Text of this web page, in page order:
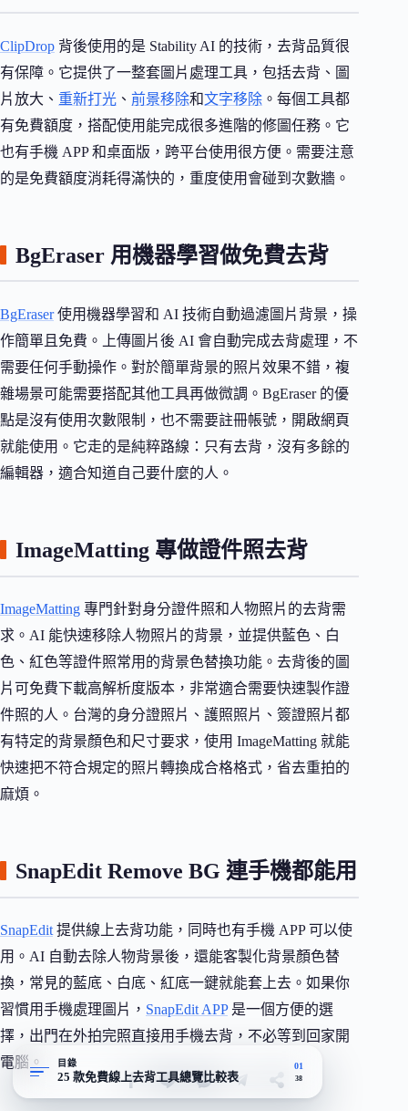
ClipDrop 背後使用的是 Stability AI 的技術，去背品質很
有保障。它提供了一整套圖片處理工具，包括去背、圖
片放大、 重新打光 、 前景移除和文字移除 。每個工具都
有免費額度，搭配使用能完成很多進階的修圖任務。它
也有手機 APP 和桌面版，跨平台使用很方便。需要注意
的是免費額度消耗得滿快的，重度使用會碰到次數牆。
BgEraser 用機器學習做免費去背
BgEraser使用機器學習和 AI 技術自動過濾圖片背景，操
作簡單且免費。上傳圖片後 AI 會自動完成去背處理，不
需要任何手動操作。對於簡單背景的照片效果不錯，複
雜場景可能需要搭配其他工具再做微調。BgEraser 的優
點是沒有使用次數限制，也不需要註冊帳號，開啟網頁
就能使用。它走的是純粹路線：只有去背，沒有多餘的
編輯器，適合知道自己要什麼的人。
ImageMatting 專做證件照去背
ImageMatting 專門針對身分證件照和人物照片的去背需
求。AI 能快速移除人物照片的背景，並提供藍色、白
色、紅色等證件照常用的背景色替換功能。去背後的圖
片可免費下載高解析度版本，非常適合需要快速製作證
件照的人。台灣的身分證照片、護照照片、簽證照片都
有特定的背景顏色和尺寸要求，使用 ImageMatting 就能
快速把不符合規定的照片轉換成合格格式，省去重拍的
麻煩。
SnapEdit Remove BG 連手機都能用
SnapEdit 提供線上去背功能，同時也有手機 APP 可以使
用。AI 自動去除人物背景後，還能客製化背景顏色替
換，常見的藍底、白底、紅底一鍵就能套上去。如果你
習慣用手機處理圖片， SnapEdit APP是一個方便的選
擇，出門在外拍完照直接用手機去背，不必等到回家開
電腦。
目錄
25 款免費線上去背工具總覽比較表
01
38